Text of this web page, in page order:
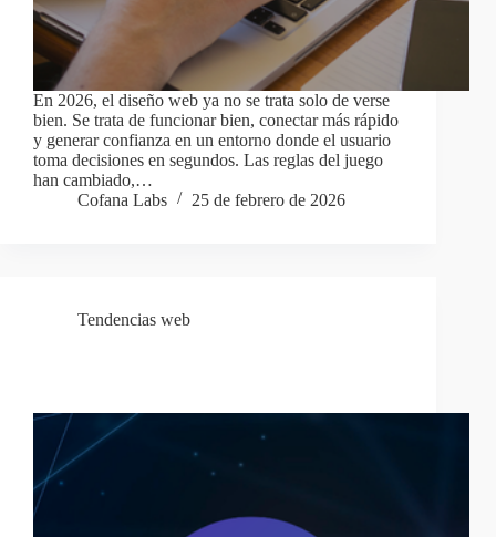
En 2026, el diseño web ya no se trata solo de verse
bien. Se trata de funcionar bien, conectar más rápido
y generar confianza en un entorno donde el usuario
toma decisiones en segundos. Las reglas del juego
han cambiado,…
Cofana Labs
25 de febrero de 2026
Tendencias web